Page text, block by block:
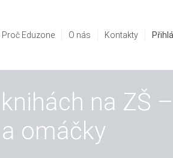
Proč Eduzone O nás Kontakty
na ZŠ
omáčky